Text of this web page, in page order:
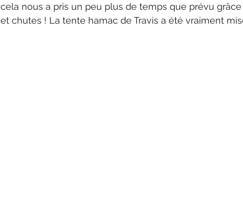
cela nous a pris un peu plus de temps que prévu
et chutes ! La tente hamac de Travis a été vraiment